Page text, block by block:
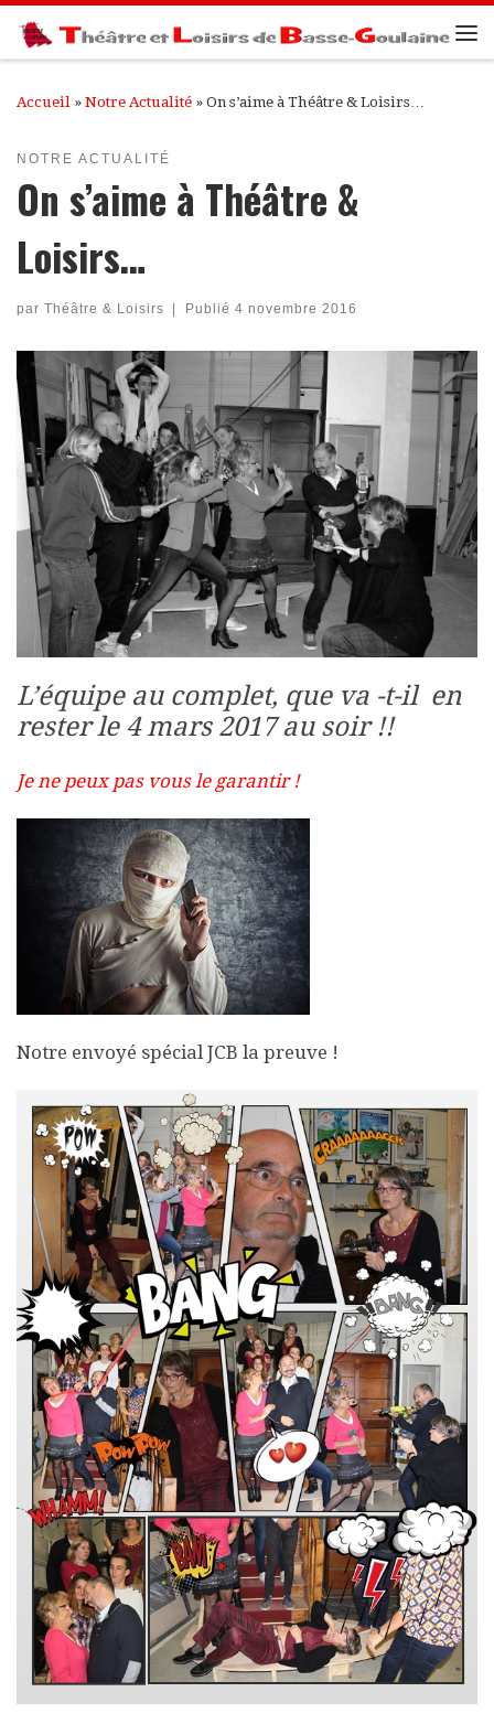
Passer au contenu
Accueil » Notre Actualité » On s’aime à Théâtre & Loisirs…
NOTRE ACTUALITÉ
On s’aime à Théâtre &
Loisirs…
par Théâtre & Loisirs | Publié 4 novembre 2016
L’équipe au complet, que va -t-il en
rester le 4 mars 2017 au soir !!
Je ne peux pas vous le garantir !
Notre envoyé spécial JCB la preuve !